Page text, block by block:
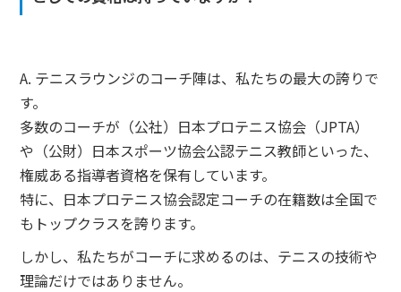
A. テニスラウンジのコーチ陣は、私たちの最大の誇りで
す。
多数のコーチが（公社）日本プロテニス協会（JPTA）
や（公財）日本スポーツ協会公認テニス教師といった、
権威ある指導者資格を保有しています。
特に、日本プロテニス協会認定コーチの在籍数は全国で
もトップクラスを誇ります。
しかし、私たちがコーチに求めるのは、テニスの技術や
理論だけではありません。